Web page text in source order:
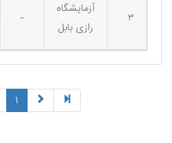
۳
آزمایشگاه
رازی بابل
-
۱